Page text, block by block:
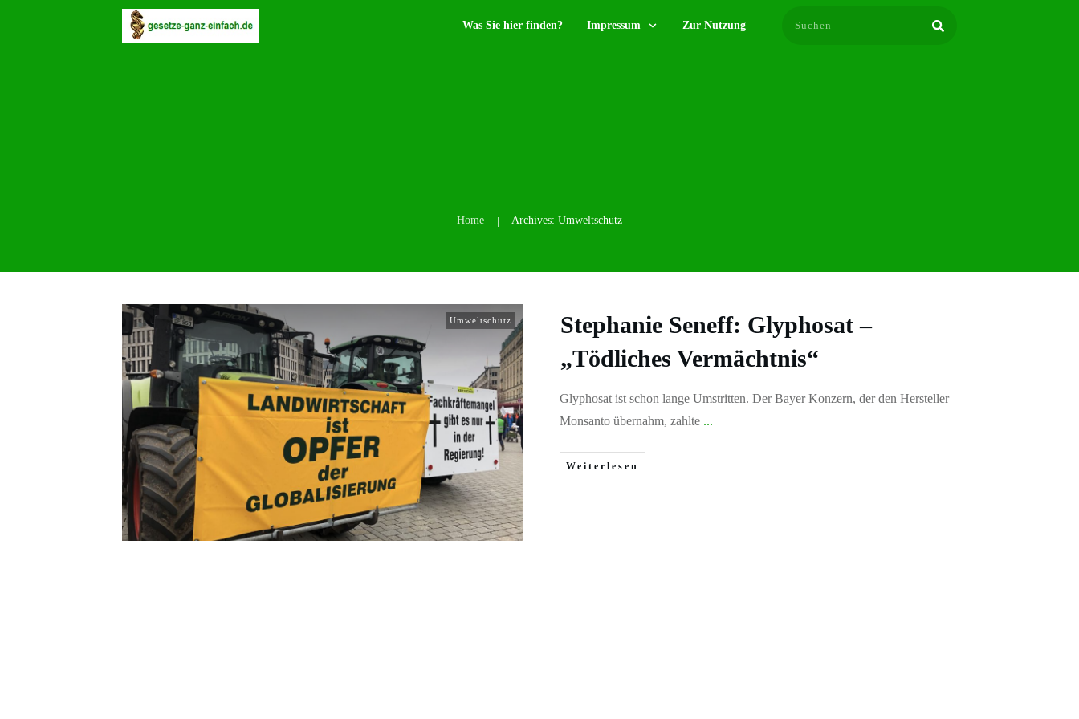
Was Sie hier finden? Impressum Zur Nutzung
Home | Archives: Umweltschutz
Umweltschutz
Stephanie Seneff: Glyphosat –
„Tödliches Vermächtnis“
Glyphosat ist schon lange Umstritten. Der Bayer Konzern, der den Hersteller
Monsanto übernahm, zahlte ...
Weiterlesen